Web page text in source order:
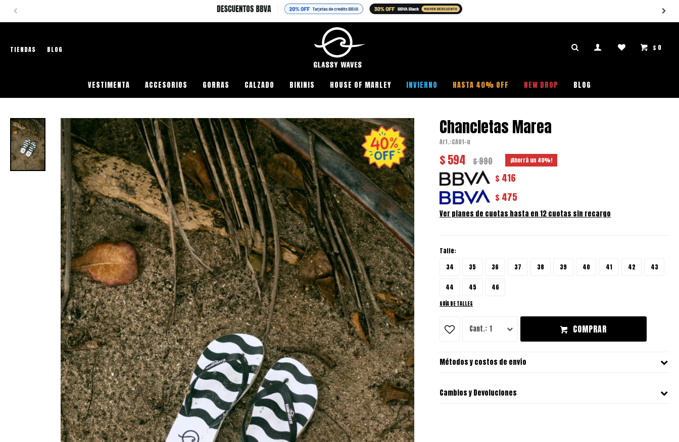
HASTA 40% OFF EN PRODUCTOS SELECCIONADOS (SI QUERES COMPRAR,
VESTIMENTA ACCESORIOS GORRAS CALZADO BIKINIS HOUSE OF MARLEY INVIERNO HASTA 40% OFF NEW DROP BLOG
 $ 0
TIENDAS BLOG
Chancletas Marea
CA01-u
$594 $990 40
$ 416
$ 475
Ver planes de cuotas hasta en 12 cuotas sin recargo
Talle:
34
35 36 37 38 39 40 41 42 43
44 45 46
GUÍA DE TALLES
1 COMPRAR
Métodos y costos de envío
Cambios y Devoluciones